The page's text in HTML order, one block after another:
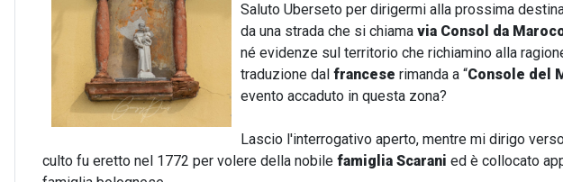
Saluto Uberseto per dirigermi alla prossima
da una strada che si chiama via Consol da
né evidenze sul territorio che richiamino alla
traduzione dal francese rimanda a “Console del
evento accaduto in questa zona?
Lascio l'interrogativo aperto, mentre mi dirigo
culto fu eretto nel 1772 per volere della nobile famiglia Scarani ed è collocato